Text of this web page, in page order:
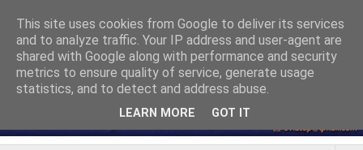
This site uses cookies from Google to deliver its services
and to analyze traffic. Your IP address and user-agent are
shared with Google along with performance and security
metrics to ensure quality of service, generate usage
statistics, and to detect and address abuse.
LEARN MORE GOT IT